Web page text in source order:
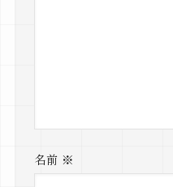
名前 ※